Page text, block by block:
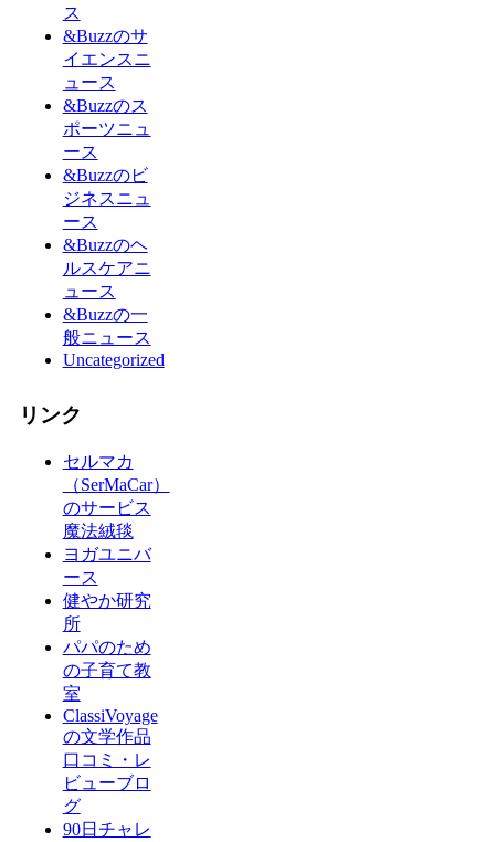
ス
&Buzzのサ
イエンスニ
ュース
&Buzzのス
ポーツニュ
ース
&Buzzのビ
ジネスニュ
ース
&Buzzのヘ
ルスケアニ
ュース
&Buzzの一
般ニュース
Uncategorized
リンク
セルマカ
（SerMaCar）
のサービス
魔法絨毯
ヨガユニバ
ース
健やか研究
所
パパのため
の子育て教
室
ClassiVoyage
の文学作品
口コミ・レ
ビューブロ
グ
90日チャレ